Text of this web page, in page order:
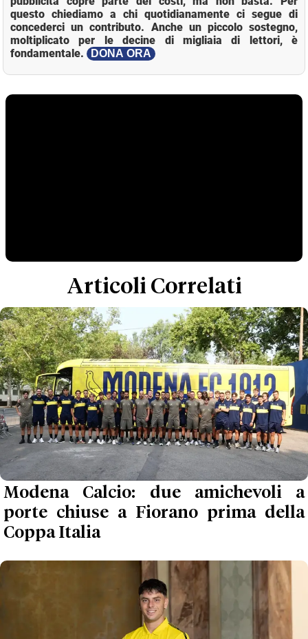
questo chiediamo a chi quotidianamente ci segue di
concederci un contributo. Anche un piccolo sostegno,
moltiplicato per le decine di migliaia di lettori, è
fondamentale.
DONA ORA
Articoli Correlati
Modena Calcio: due amichevoli a
porte chiuse a Fiorano prima della
Coppa Italia